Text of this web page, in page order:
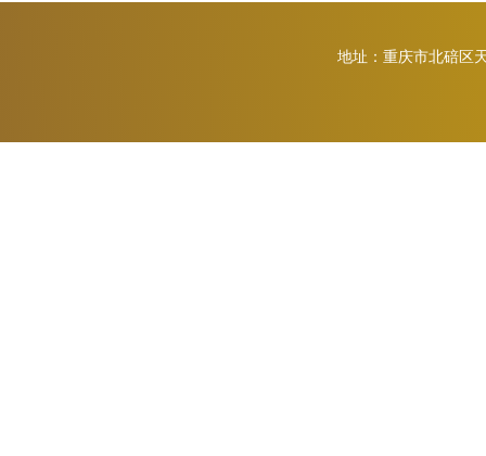
地址：重庆市北碚区